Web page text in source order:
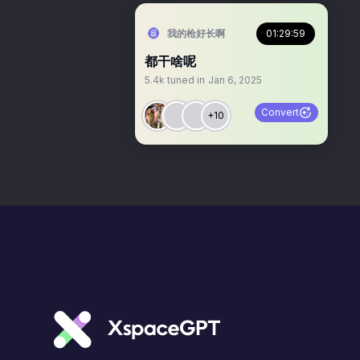
我的枪好长啊 01:29:59
都干啥呢
5.4k tuned in Jan 6, 2025
+10 Convert